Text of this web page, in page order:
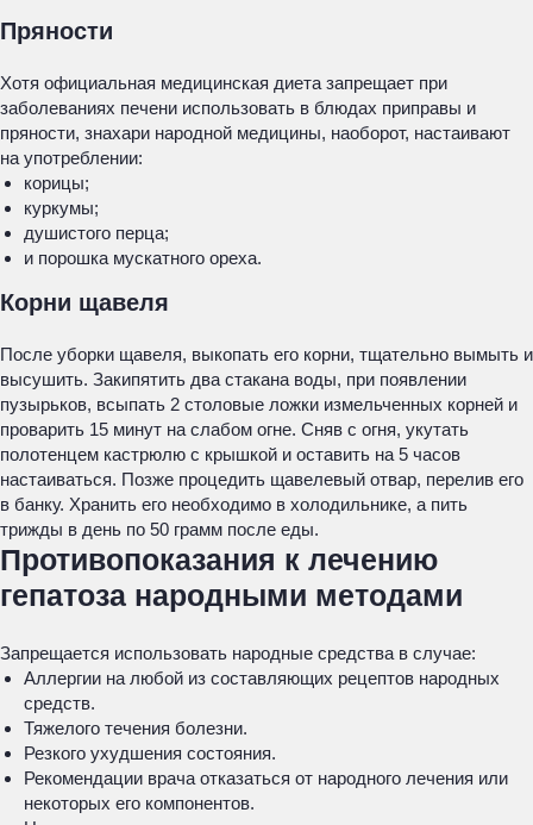
Пряности
Хотя официальная медицинская диета запрещает при
заболеваниях печени использовать в блюдах приправы и
пряности, знахари народной медицины, наоборот, настаивают
на употреблении:
корицы;
куркумы;
душистого перца;
и порошка мускатного ореха.
Корни щавеля
После уборки щавеля, выкопать его корни, тщательно вымыть и
высушить. Закипятить два стакана воды, при появлении
пузырьков, всыпать 2 столовые ложки измельченных корней и
проварить 15 минут на слабом огне. Сняв с огня, укутать
полотенцем кастрюлю с крышкой и оставить на 5 часов
настаиваться. Позже процедить щавелевый отвар, перелив его
в банку. Хранить его необходимо в холодильнике, а пить
трижды в день по 50 грамм после еды.
Противопоказания к лечению
гепатоза народными методами
Запрещается использовать народные средства в случае:
Аллергии на любой из составляющих рецептов народных
средств.
Тяжелого течения болезни.
Резкого ухудшения состояния.
Рекомендации врача отказаться от народного лечения или
некоторых его компонентов.